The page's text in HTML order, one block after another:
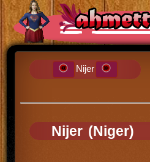
Nijer
Nijer (Niger)